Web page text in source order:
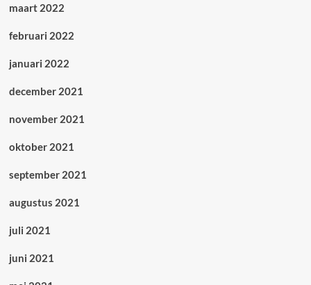
maart 2022
februari 2022
januari 2022
december 2021
november 2021
oktober 2021
september 2021
augustus 2021
juli 2021
juni 2021